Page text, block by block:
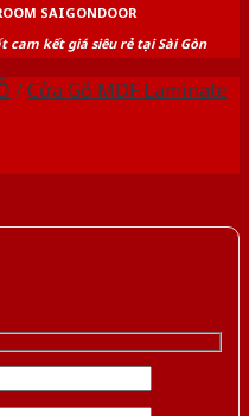
SAIGONDOOR
cam kết giá siêu rẻ tại Sài Gòn
/Cửa Gỗ MDF Laminate